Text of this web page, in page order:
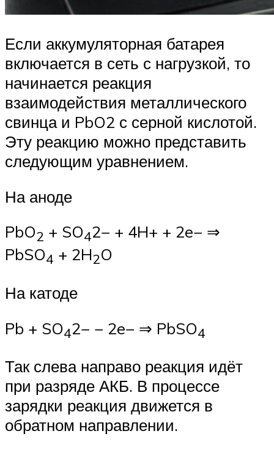
Если аккумуляторная батарея
включается в сеть с нагрузкой, то
начинается реакция
взаимодействия металлического
свинца и PbO2 с серной кислотой.
Эту реакцию можно представить
следующим уравнением.
На аноде
PbO2 + SO42− + 4H+ + 2e− ⇒
PbSO4 + 2H2O
На катоде
Pb + SO42− − 2e− ⇒ PbSO4
Так слева направо реакция идёт
при разряде АКБ. В процессе
зарядки реакция движется в
обратном направлении.